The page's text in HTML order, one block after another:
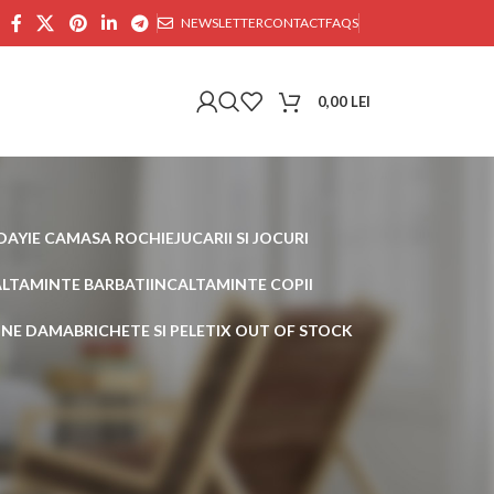
NEWSLETTERCONTACTFAQS
0,00 LEI
IE CAMASA ROCHIEJUCARII SI JOCURI
BARBATIINCALTAMINTE COPII
DAMABRICHETE SI PELETIX OUT OF STOCK
45